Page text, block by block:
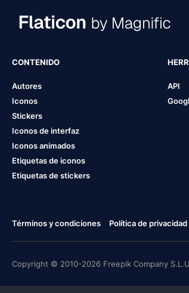
CONTENIDO
Autores
Iconos
Stickers
Iconos de interfaz
Iconos animados
Etiquetas de iconos
Etiquetas de stickers
API
Términos y condiciones Política de privacidad
Copyright © 2010-2026 Freepik Company